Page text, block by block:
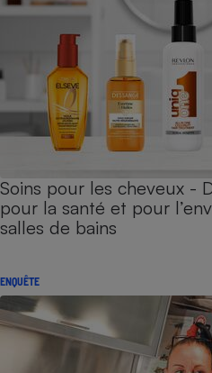
Soins pour les cheveux -
pour la santé et pour
salles de bains
ENQUÊTE